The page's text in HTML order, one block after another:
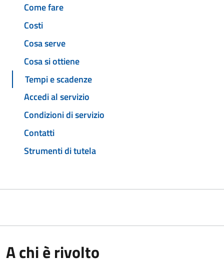
Come fare
Costi
Cosa serve
Cosa si ottiene
Tempi e scadenze
Accedi al servizio
Condizioni di servizio
Contatti
Strumenti di tutela
A chi è rivolto